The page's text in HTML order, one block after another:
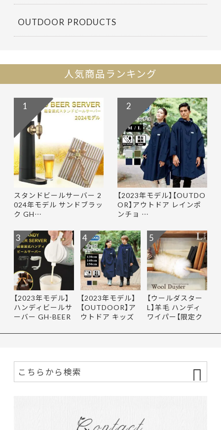
OUTDOOR PRODUCTS
人気商品ランキング
スタンドビールサーバー 2
024年モデル サンドブラッ
ク GH…
1
【2023年モデル】【OUTDO
OR】アウトドア レインポ
ンチョ …
2
【2023年モデル】
ハンディビールサ
ーバー GH-BEER
3
【2023年モデル】
【OUTDOOR】ア
ウトドア キッズ
4
【ウールダスター
L】羊毛 ハンディ
ワイパー【限定ク
5